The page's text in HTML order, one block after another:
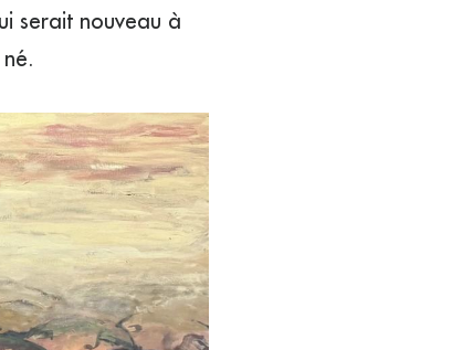
serait nouveau à